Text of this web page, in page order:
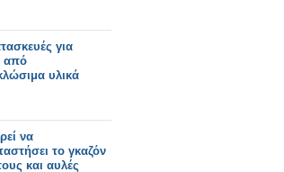
για
από
υλικά
να
το γκαζόν
και αυλές